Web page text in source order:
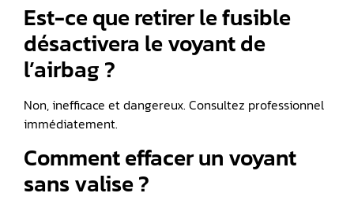
Est-ce que retirer le fusible
désactivera le voyant de
l’airbag ?
Non, inefficace et dangereux. Consultez professionnel
immédiatement.
Comment effacer un voyant
sans valise ?